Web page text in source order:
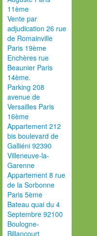
11ème
Vente par
adjudication 26 rue
de Romainville
Paris 19ème
Enchères rue
Beaunier Paris
14ème.
Parking 208
avenue de
Versailles Paris
16ème
Appartement 212
bis boulevard de
Galliéni 92390
Villeneuve-la-
Garenne
Appartement 8 rue
de la Sorbonne
Paris 5ème
Bateau quai du 4
Septembre 92100
Boulogne-
Billancourt